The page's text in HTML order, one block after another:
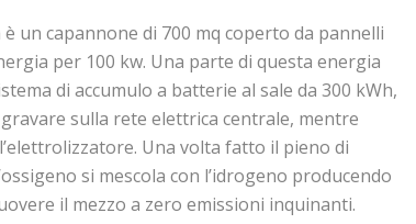
un capannone di 700 mq coperto da pannelli
per 100 kw. Una parte di questa energia
di accumulo a batterie al sale da 300 kWh,
sulla rete elettrica centrale, mentre
Una volta fatto il pieno di
si mescola con l’idrogeno producendo
il mezzo a zero emissioni inquinanti.